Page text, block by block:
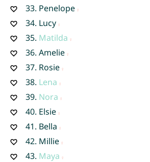
33. Penelope
34. Lucy
35. Matilda
36. Amelie
37. Rosie
38. Lena
39. Nora
40. Elsie
41. Bella
42. Millie
43. Maya